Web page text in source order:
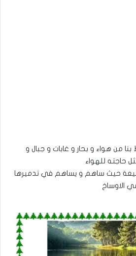
من هواء و بحار و غابات و جبال و
حاجته للهواء
حيث ساهم و يساهم في تدميرها
الاوساخ